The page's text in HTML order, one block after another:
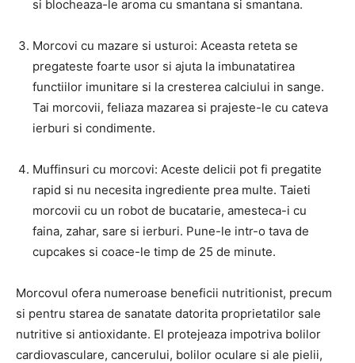
si blocheaza-le aroma cu smantana si smantana.
Morcovi cu mazare si usturoi: Aceasta reteta se
pregateste foarte usor si ajuta la imbunatatirea
functiilor imunitare si la cresterea calciului in sange.
Tai morcovii, feliaza mazarea si prajeste-le cu cateva
ierburi si condimente.
Muffinsuri cu morcovi: Aceste delicii pot fi pregatite
rapid si nu necesita ingrediente prea multe. Taieti
morcovii cu un robot de bucatarie, amesteca-i cu
faina, zahar, sare si ierburi. Pune-le intr-o tava de
cupcakes si coace-le timp de 25 de minute.
Morcovul ofera numeroase beneficii nutritionist, precum
si pentru starea de sanatate datorita proprietatilor sale
nutritive si antioxidante. El protejeaza impotriva bolilor
cardiovasculare, cancerului, bolilor oculare si ale pielii,